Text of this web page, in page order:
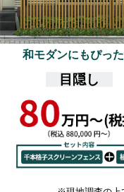
和モダンにもぴっ
目隠し